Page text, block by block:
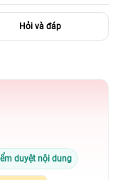
Hỏi và đáp
duyệt nội dung